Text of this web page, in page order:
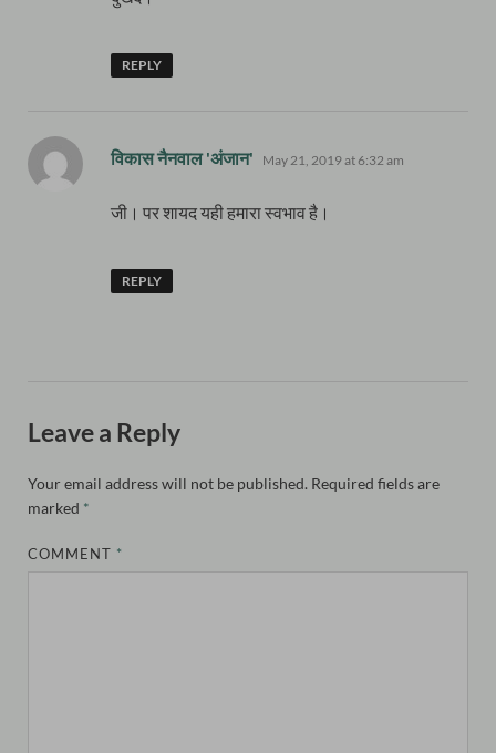
REPLY
विकास नैनवाल 'अंजान' says:
May 21, 2019 at 6:32 am
जी। पर शायद यही हमारा स्वभाव है।
REPLY
Leave a Reply
Your email address will not be published. Required fields are
marked *
COMMENT *